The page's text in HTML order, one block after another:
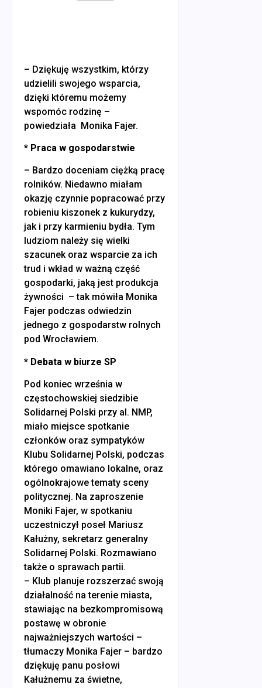
– Dziękuję wszystkim, którzy
udzielili swojego wsparcia,
dzięki któremu możemy
wspomóc rodzinę –
powiedziała Monika Fajer.
* Praca w gospodarstwie
– Bardzo doceniam ciężką pracę
rolników. Niedawno miałam
okazję czynnie popracować przy
robieniu kiszonek z kukurydzy,
jak i przy karmieniu bydła. Tym
ludziom należy się wielki
szacunek oraz wsparcie za ich
trud i wkład w ważną część
gospodarki, jaką jest produkcja
żywności – tak mówiła Monika
Fajer podczas odwiedzin
jednego z gospodarstw rolnych
pod Wrocławiem.
* Debata w biurze SP
Pod koniec września w
częstochowskiej siedzibie
Solidarnej Polski przy al. NMP,
miało miejsce spotkanie
członków oraz sympatyków
Klubu Solidarnej Polski, podczas
którego omawiano lokalne, oraz
ogólnokrajowe tematy sceny
politycznej. Na zaproszenie
Moniki Fajer, w spotkaniu
uczestniczył poseł Mariusz
Kałużny, sekretarz generalny
Solidarnej Polski. Rozmawiano
także o sprawach partii.
– Klub planuje rozszerzać swoją
działalność na terenie miasta,
stawiając na bezkompromisową
postawę w obronie
najważniejszych wartości –
tłumaczy Monika Fajer – bardzo
dziękuję panu posłowi
Kałużnemu za świetne,